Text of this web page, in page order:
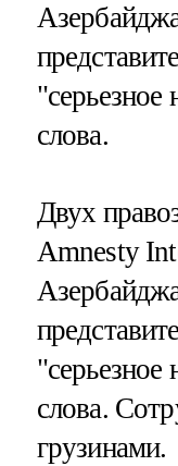
"серьезное
слова.
Двух
Amnesty
"серьезное
слова.
грузинами.